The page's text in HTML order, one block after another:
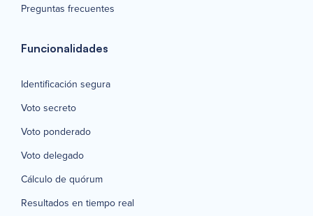
Preguntas frecuentes
Funcionalidades
Identificación segura
Voto secreto
Voto ponderado
Voto delegado
Cálculo de quórum
Resultados en tiempo real